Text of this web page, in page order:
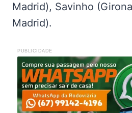
Madrid), Savinho
Madrid).
PUBLICIDADE